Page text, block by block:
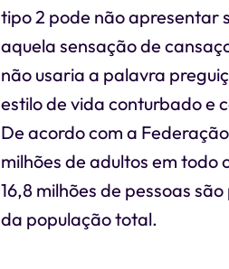
tipo 2 pode não apresentar
aquela sensação de
não usaria a palavra
estilo de vida conturbado e
De acordo com a
milhões de adultos em todo
16,8 milhões de pessoas
da população total.